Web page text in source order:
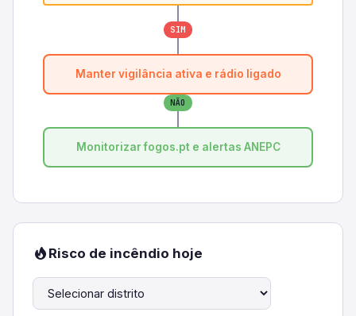
SIM
Manter vigilância ativa e rádio ligado
NÃO
Monitorizar fogos.pt e alertas ANEPC
Risco de incêndio hoje